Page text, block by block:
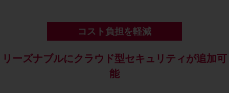
サービス・ソリューション
中堅中小企業のビジネスをサポート！
お悩みから見つける
コスト負担を軽減
リーズナブルにクラウド型セキュリティが追加可
能